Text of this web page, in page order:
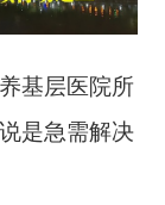
基层医院所
是急需解决